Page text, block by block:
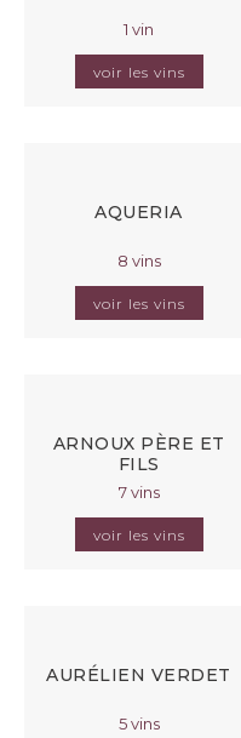
1 vin
voir les vins
AQUERIA
8 vins
voir les vins
ARNOUX PÈRE ET
FILS
7 vins
voir les vins
AURÉLIEN VERDET
5 vins